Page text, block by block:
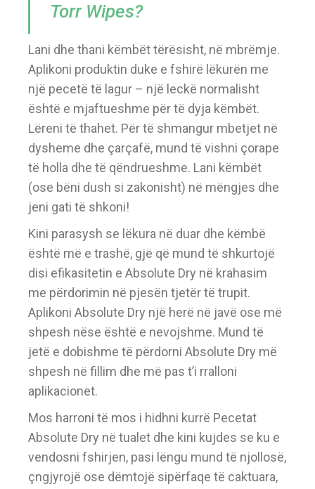
Torr Wipes?
Lani dhe thani këmbët tërësisht, në mbrëmje.
Aplikoni produktin duke e fshirë lëkurën me
një pecetë të lagur – një leckë normalisht
është e mjaftueshme për të dyja këmbët.
Lëreni të thahet. Për të shmangur mbetjet në
dysheme dhe çarçafë, mund të vishni çorape
të holla dhe të qëndrueshme. Lani këmbët
(ose bëni dush si zakonisht) në mëngjes dhe
jeni gati të shkoni!
Kini parasysh se lëkura në duar dhe këmbë
është më e trashë, gjë që mund të shkurtojë
disi efikasitetin e Absolute Dry në krahasim
me përdorimin në pjesën tjetër të trupit.
Aplikoni Absolute Dry një herë në javë ose më
shpesh nëse është e nevojshme. Mund të
jetë e dobishme të përdorni Absolute Dry më
shpesh në fillim dhe më pas t’i rralloni
aplikacionet.
Mos harroni të mos i hidhni kurrë Pecetat
Absolute Dry në tualet dhe kini kujdes se ku e
vendosni fshirjen, pasi lëngu mund të njollosë,
çngjyrojë ose dëmtojë sipërfaqe të caktuara,